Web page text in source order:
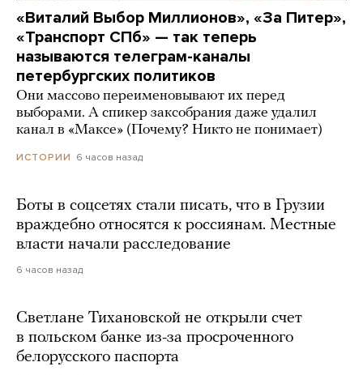
«Виталий Выбор Миллионов», «За Питер»,
«Транспорт СПб» — так теперь
называются телеграм-каналы
петербургских политиков
Они массово переименовывают их перед
выборами. А спикер заксобрания даже удалил
канал в «Максе» (Почему? Никто не понимает)
ИСТОРИИ 6 часов назад
Боты в соцсетях стали писать, что в Грузии
враждебно относятся к россиянам. Местные
власти начали расследование
6 часов назад
Светлане Тихановской не открыли счет
в польском банке из-за просроченного
белорусского паспорта